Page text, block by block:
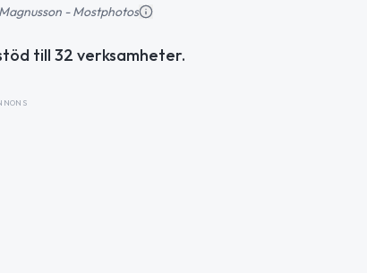
- Mostphotos
till 32 verksamheter.